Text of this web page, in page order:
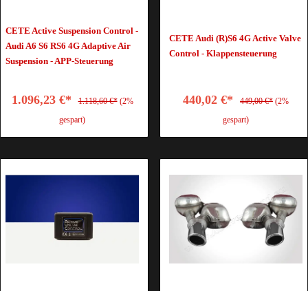
CETE Active Suspension Control -
Audi A6 S6 RS6 4G Adaptive Air
Suspension - APP-Steuerung
1.096,23 €* 1.118,60 €* (2%
gespart)
CETE Audi (R)S6 4G Active Valve
Control - Klappensteuerung
440,02 €* 449,00 €* (2%
gespart)